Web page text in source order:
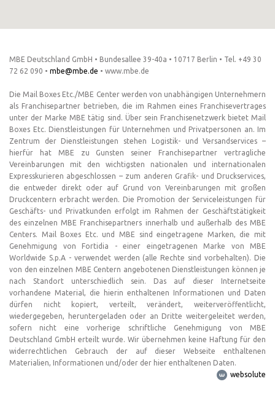
MBE Deutschland GmbH • Bundesallee 39-40a • 10717 Berlin • Tel. +49 30
72 62 090 • mbe@mbe.de • www.mbe.de
Die Mail Boxes Etc./MBE Center werden von unabhängigen Unternehmern
als Franchisepartner betrieben, die im Rahmen eines Franchisevertrages
unter der Marke MBE tätig sind. Über sein Franchisenetzwerk bietet Mail
Boxes Etc. Dienstleistungen für Unternehmen und Privatpersonen an. Im
Zentrum der Dienstleistungen stehen Logistik- und Versandservices –
hierfür hat MBE zu Gunsten seiner Franchisepartner vertragliche
Vereinbarungen mit den wichtigsten nationalen und internationalen
Expresskurieren abgeschlossen – zum anderen Grafik- und Druckservices,
die entweder direkt oder auf Grund von Vereinbarungen mit großen
Druckcentern erbracht werden. Die Promotion der Serviceleistungen für
Geschäfts- und Privatkunden erfolgt im Rahmen der Geschäftstätigkeit
des einzelnen MBE Franchisepartners innerhalb und außerhalb des MBE
Centers. Mail Boxes Etc. und MBE sind eingetragene Marken, die mit
Genehmigung von Fortidia - einer eingetragenen Marke von MBE
Worldwide S.p.A - verwendet werden (alle Rechte sind vorbehalten). Die
von den einzelnen MBE Centern angebotenen Dienstleistungen können je
nach Standort unterschiedlich sein. Das auf dieser Internetseite
vorhandene Material, die hierin enthaltenen Informationen und Daten
dürfen nicht kopiert, verteilt, verändert, weiterveröffentlicht,
wiedergegeben, heruntergeladen oder an Dritte weitergeleitet werden,
sofern nicht eine vorherige schriftliche Genehmigung von MBE
Deutschland GmbH erteilt wurde. Wir übernehmen keine Haftung für den
widerrechtlichen Gebrauch der auf dieser Webseite enthaltenen
Materialien, Informationen und/oder der hier enthaltenen Daten.
websolute